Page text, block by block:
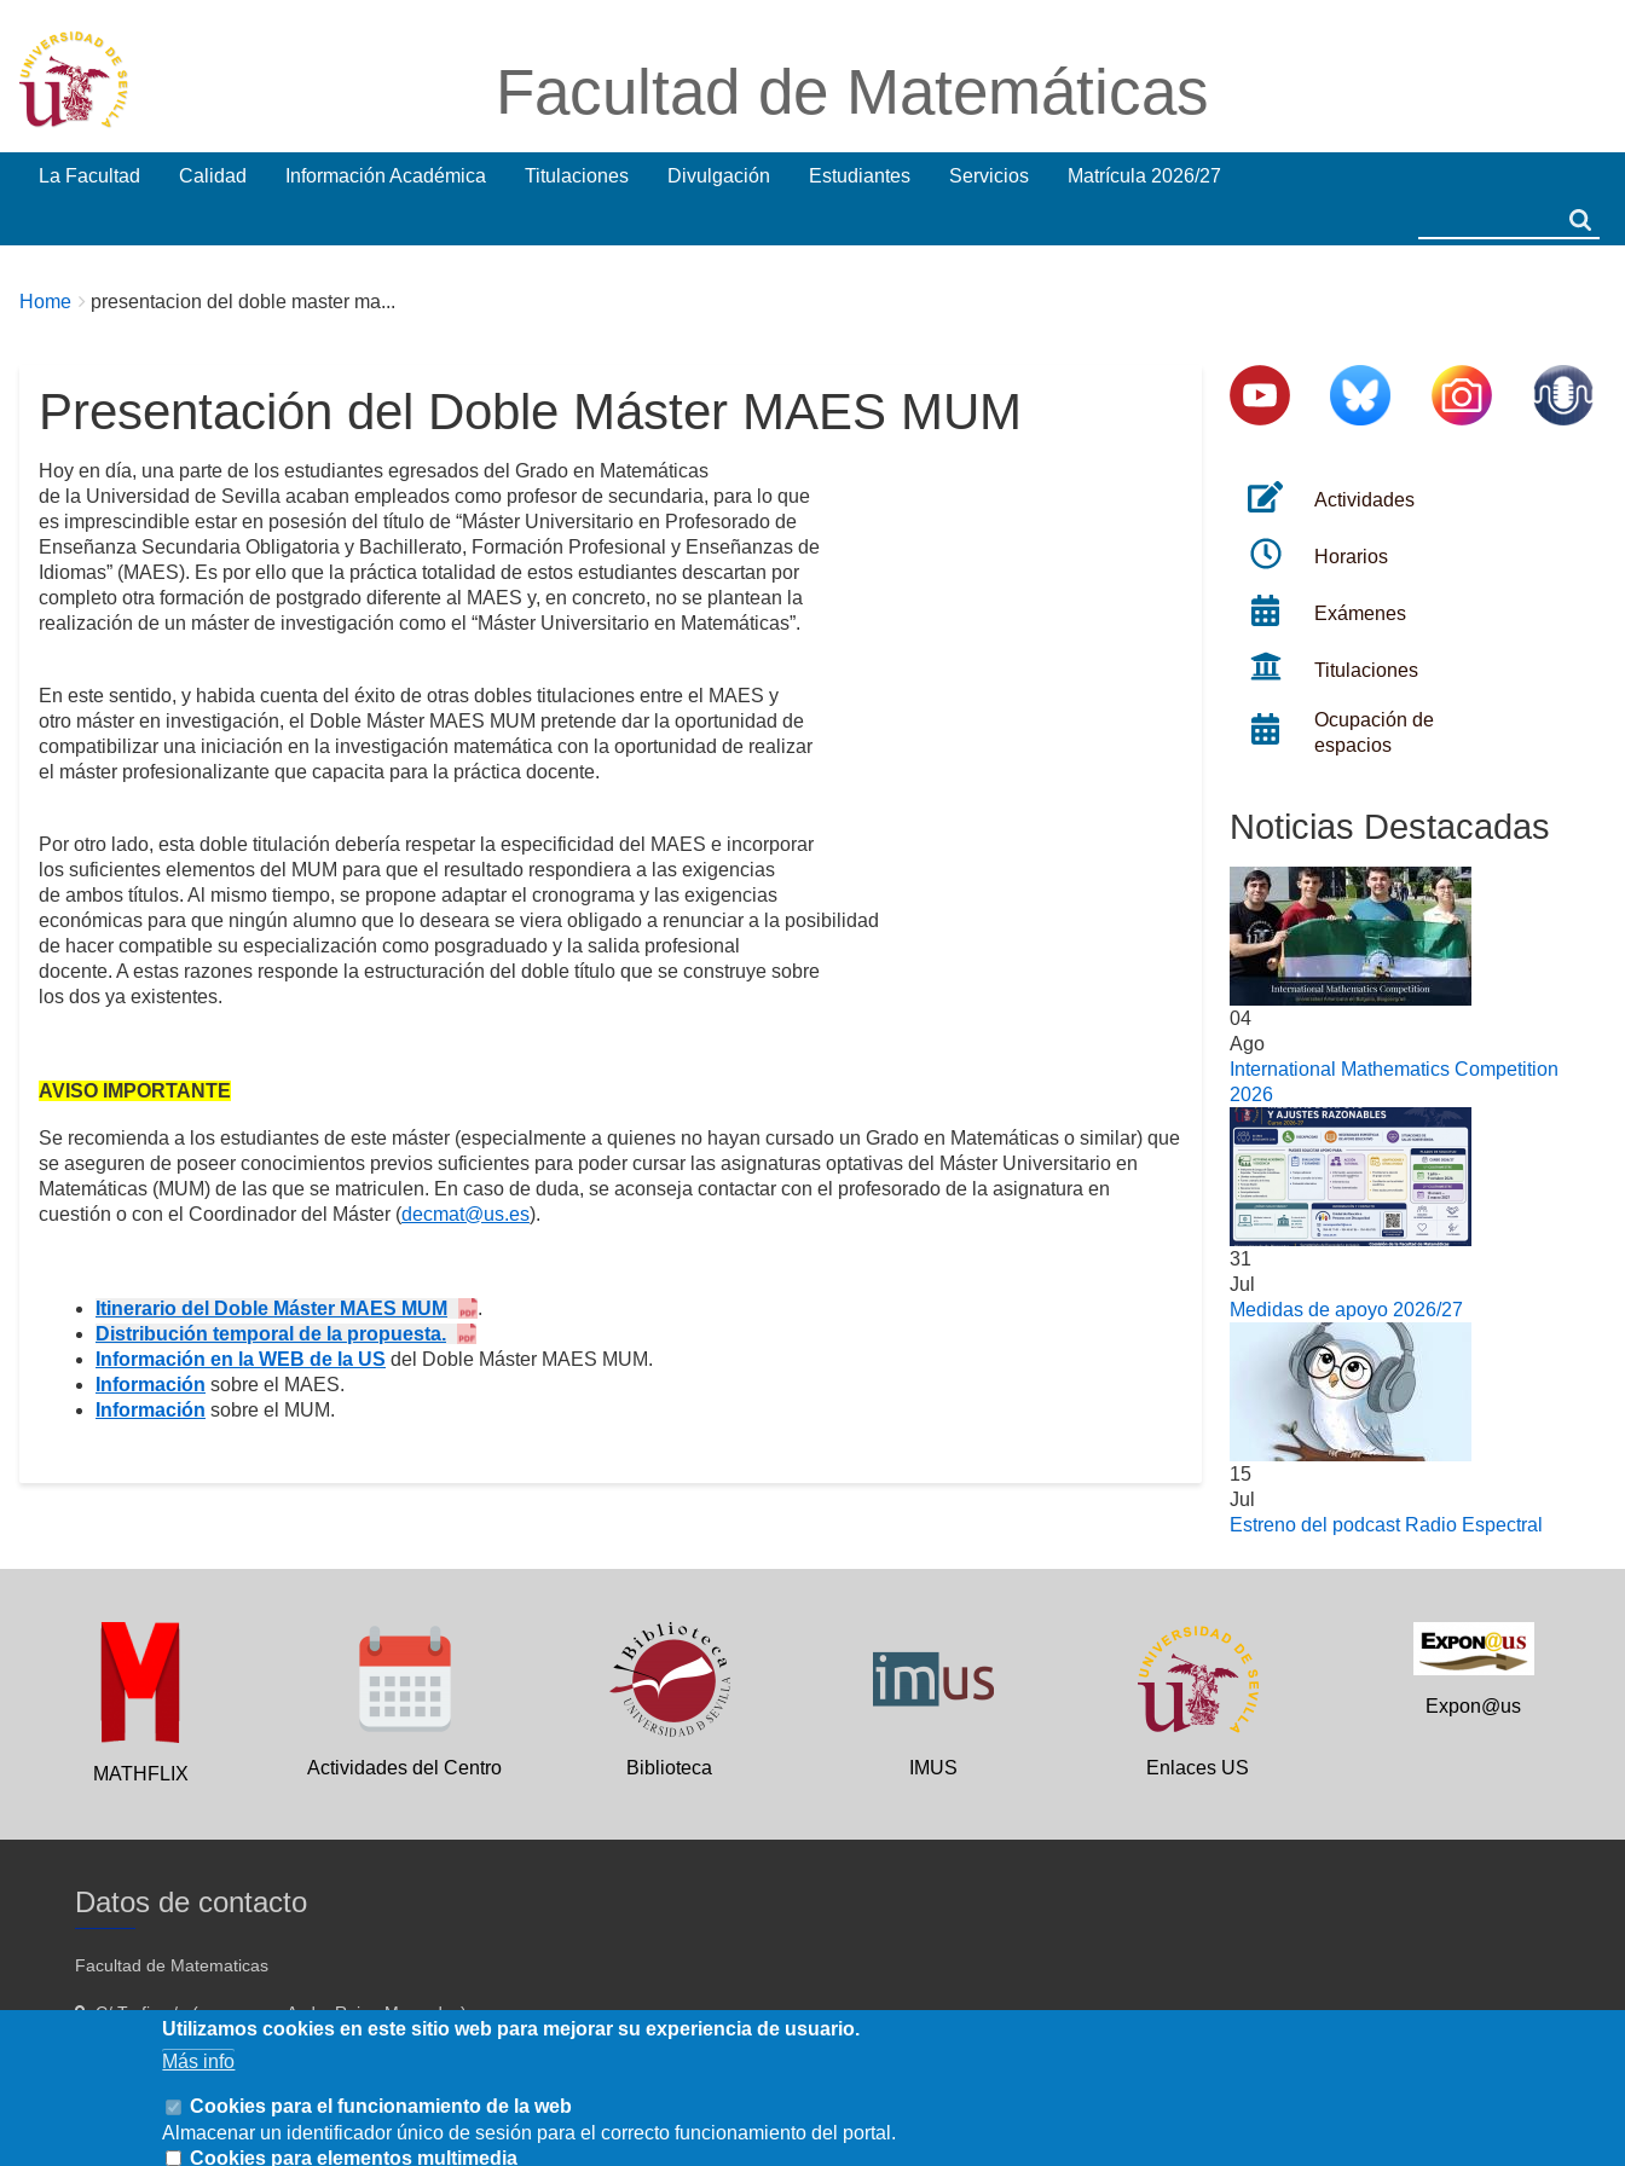
Facultad de Matemáticas
La Facultad Calidad Información Académica Titulaciones Divulgación Estudiantes Servicios Matrícula 2026/27
Breadcrumbs
You
Home presentacion del doble master ma...
Presentación del Doble Máster MAES MUM
Hoy en día, una parte de los estudiantes egresados del Grado en Matemáticas
de la Universidad de Sevilla acaban empleados como profesor de secundaria, para lo que
es imprescindible estar en posesión del título de “Máster Universitario en Profesorado de
Enseñanza Secundaria Obligatoria y Bachillerato, Formación Profesional y Enseñanzas de
Idiomas” (MAES). Es por ello que la práctica totalidad de estos estudiantes descartan por
completo otra formación de postgrado diferente al MAES y, en concreto, no se plantean la
realización de un máster de investigación como el “Máster Universitario en Matemáticas”.
En este sentido, y habida cuenta del éxito de otras dobles titulaciones entre el MAES y
otro máster en investigación, el Doble Máster MAES MUM pretende dar la oportunidad de
compatibilizar una iniciación en la investigación matemática con la oportunidad de realizar
el máster profesionalizante que capacita para la práctica docente.
Por otro lado, esta doble titulación debería respetar la especificidad del MAES e incorporar
los suficientes elementos del MUM para que el resultado respondiera a las exigencias
de ambos títulos. Al mismo tiempo, se propone adaptar el cronograma y las exigencias
económicas para que ningún alumno que lo deseara se viera obligado a renunciar a la posibilidad
de hacer compatible su especialización como posgraduado y la salida profesional
docente. A estas razones responde la estructuración del doble título que se construye sobre
los dos ya existentes.
AVISO IMPORTANTE
Se recomienda a los estudiantes de este máster (especialmente a quienes no hayan cursado un Grado en Matemáticas o similar) que
se aseguren de poseer conocimientos previos suficientes para poder cursar las asignaturas optativas del Máster Universitario en
Matemáticas (MUM) de las que se matriculen. En caso de duda, se aconseja contactar con el profesorado de la asignatura en
cuestión o con el Coordinador del Máster (decmat@us.es).
Itinerario del Doble Máster MAES MUM
.
Distribución temporal de la propuesta.
Información en la WEB de la US del Doble Máster MAES MUM.
Información sobre el MAES.
Información sobre el MUM.
Actividades
Horarios
Exámenes
Titulaciones
Ocupación de
espacios
Noticias Destacadas
04
Ago
International Mathematics Competition
2026
31
Jul
Medidas de apoyo 2026/27
15
Jul
Estreno del podcast Radio Espectral
MATHFLIX Actividades del Centro Biblioteca IMUS Enlaces US
Expon@us
Datos de contacto
Facultad de Matematicas
C/ Tarfia s/n (acceso por Avda. Reina Mercedes)
Sevilla - 41012
fmatematicas@us.es
Utilizamos cookies en este sitio web para mejorar su experiencia de usuario.
Más info
Cookies para el funcionamiento de la web
Almacenar un identificador único de sesión para el correcto funcionamiento del portal.
Cookies para elementos multimedia